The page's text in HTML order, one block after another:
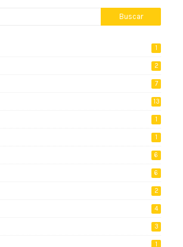
1
2
7
13
1
1
6
6
2
4
3
1